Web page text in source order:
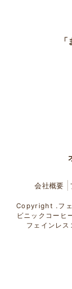
会社概要
Copyright .フェ
ビニックコーヒ
フェインレ